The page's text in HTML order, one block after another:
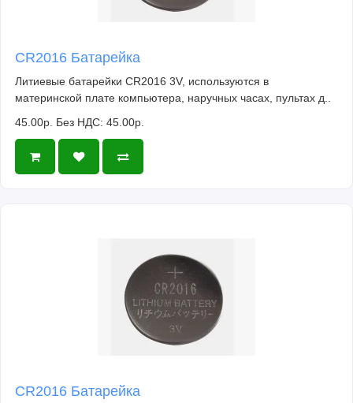
CR2016 Батарейка
Литиевые батарейки CR2016 3V, используются в
материнской плате компьютера, наручных часах, пультах д..
45.00р. Без НДС: 45.00р.
CR2016 Батарейка